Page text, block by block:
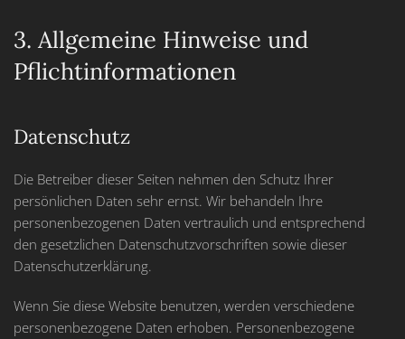
3. Allgemeine Hinweise und
Pflicht­informationen
Datenschutz
Die Betreiber dieser Seiten nehmen den Schutz Ihrer
persönlichen Daten sehr ernst. Wir behandeln Ihre
personenbezogenen Daten vertraulich und entsprechend
den gesetzlichen Datenschutzvorschriften sowie dieser
Datenschutzerklärung.
Wenn Sie diese Website benutzen, werden verschiedene
personenbezogene Daten erhoben. Personenbezogene